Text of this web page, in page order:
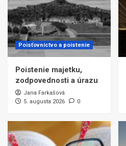
Poisťovníctvo a poistenie
Poistenie majetku,
zodpovednosti a úrazu
Jana Farkašová
5. augusta 2026
0